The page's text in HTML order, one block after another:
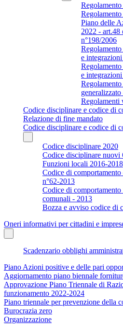
Piano delle
2022 - art.48
n°198/2006
e
e
Regolamenti
Codice disciplinare e codice di
Relazione di fine mandato
Codice disciplinare e codice di
Codice disciplinare 2020
Codice disciplinare
Funzioni locali 2016-2018
Codice di
n°62-2013
Codice di
comunali - 2013
Bozza e avviso codice di
Oneri informativi per cittadini e
Scadenzario obblighi
Piano Azioni positive e delle pari
Aggiornamento piano biennale
Approvazione Piano Triennale di
funzionamento 2022-2024
Piano triennale per prevenzione della
Burocrazia zero
Organizzazione